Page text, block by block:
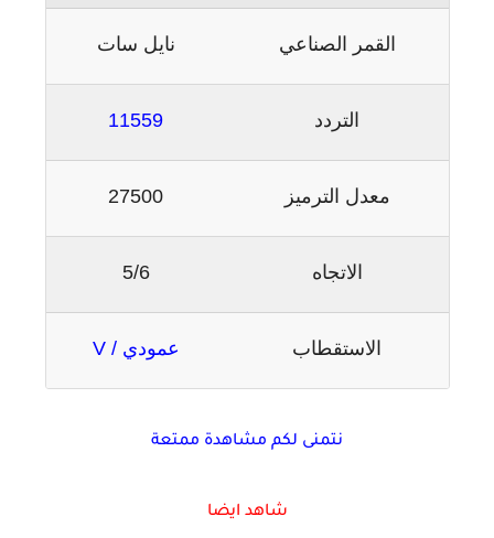
القمر الصناعي نايل سات
التردد 11559
معدل الترميز 27500
الاتجاه 5/6
الاستقطاب عمودي / V
نتمنى لكم مشاهدة ممتعة
شاهد ايضا